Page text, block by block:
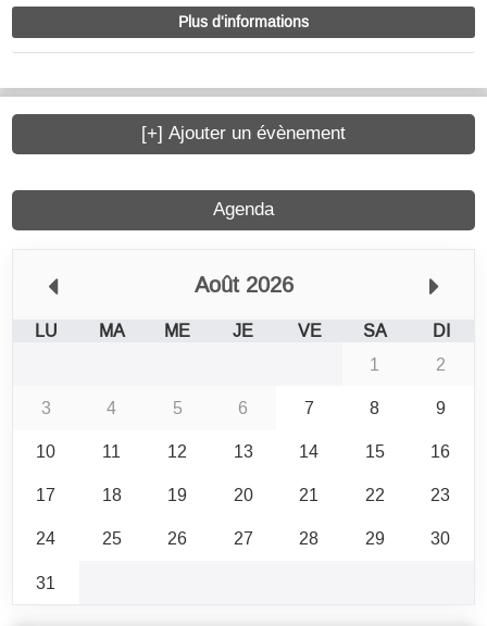
Plus d'informations
Agenda
Août 2026
LU MA ME JE VE SA
DI
1
2
3
4 5 6 7 8
9
10
11 12 13 14 15
16
17
18 19 20 21 22
23
24
25 26 27 28 29
30
31
[+] Ajouter un évènement